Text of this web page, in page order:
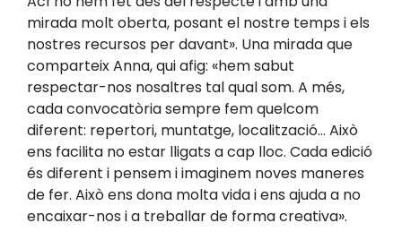
mirada molt oberta, posant el nostre temps i els
nostres recursos per davant». Una mirada que
comparteix Anna, qui afig: «hem sabut
respectar-nos nosaltres tal qual som. A més,
cada convocatòria sempre fem quelcom
diferent: repertori, muntatge, localització... Això
ens facilita no estar lligats a cap lloc. Cada edició
és diferent i pensem i imaginem noves maneres
de fer. Això ens dona molta vida i ens ajuda a no
encaixar-nos i a treballar de forma creativa».